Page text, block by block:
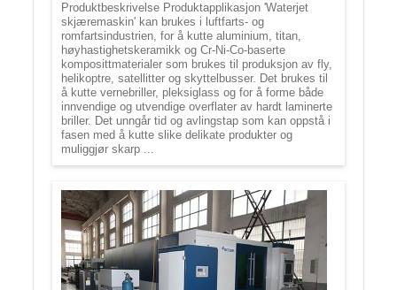
Produktbeskrivelse Produktapplikasjon 'Waterjet
skjæremaskin' kan brukes i luftfarts- og
romfartsindustrien, for å kutte aluminium, titan,
høyhastighetskeramikk og Cr-Ni-Co-baserte
komposittmaterialer som brukes til produksjon av fly,
helikoptre, satellitter og skyttelbusser. Det brukes til
å kutte vernebriller, pleksiglass og for å forme både
innvendige og utvendige overflater av hardt laminerte
briller. Det unngår tid og avlingstap som kan oppstå i
fasen med å kutte slike delikate produkter og
muliggjør skarp ...